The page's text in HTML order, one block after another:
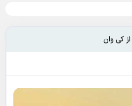
کی وان